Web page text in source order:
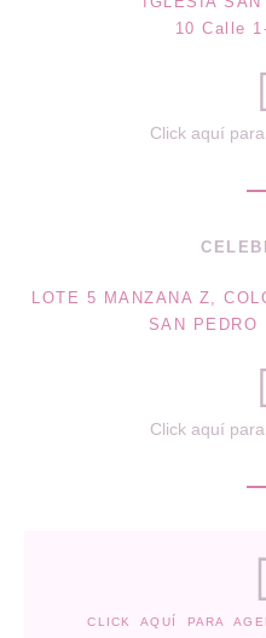
10 Calle
Click aquí
LOTE 5 MANZANA Z,
SAN PEDRO
Click aquí
CLICK AQUÍ PARA